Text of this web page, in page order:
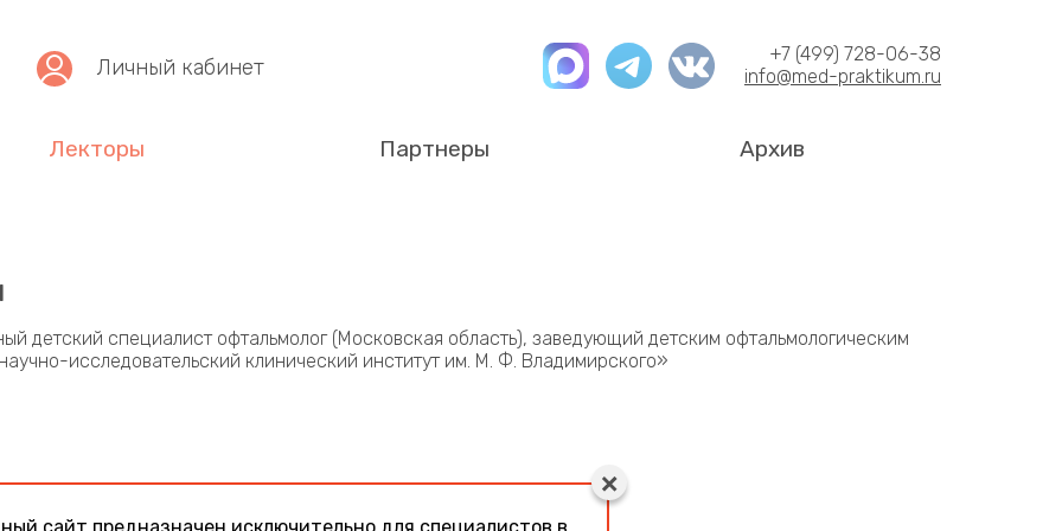
Личный кабинет
+7 (499) 728-06-38
info@med-praktikum.ru
Лекторы Партнеры Архив
детский специалист офтальмолог (Московская область), заведующий детским офтальмологическим
исследовательский клинический институт им. М. Ф. Владимирского»